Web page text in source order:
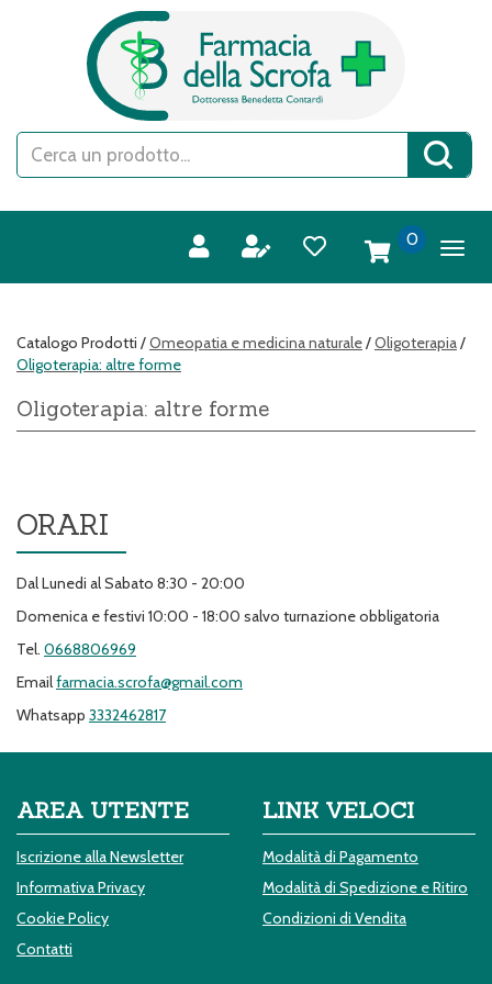
Cerca
Prodotto
0prodotti
inseriti
Catalogo Prodotti /Omeopatia e medicina naturale/Oligoterapia/
Oligoterapia: altre forme
Oligoterapia: altre forme
ORARI
Dal Lunedi al Sabato 8:30 - 20:00
Domenica e festivi 10:00 - 18:00 salvo turnazione obbligatoria
Tel. 0668806969
Emailfarmacia.scrofa@gmail.com
Whatsapp 3332462817
AREA UTENTE
Iscrizione alla Newsletter
Informativa Privacy
Cookie Policy
Contatti
LINK VELOCI
Modalità di Pagamento
Modalità di Spedizione e Ritiro
Condizioni di Vendita